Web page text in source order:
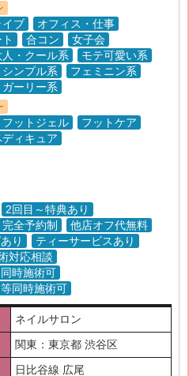
イブ
オフィス・仕事
合コン
女子会
人・クール系
モテ可愛い系
シンプル系
フェミニン系
ガーリー系
フットジェル
フットケア
ディキュア
2回目～特典あり
完全予約制
他店オフ代無料
り
ティーサービスあり
対応相談
時施術可
同時施術可
ネイルサロン
関東：東京都 渋谷区
日比谷線 広尾